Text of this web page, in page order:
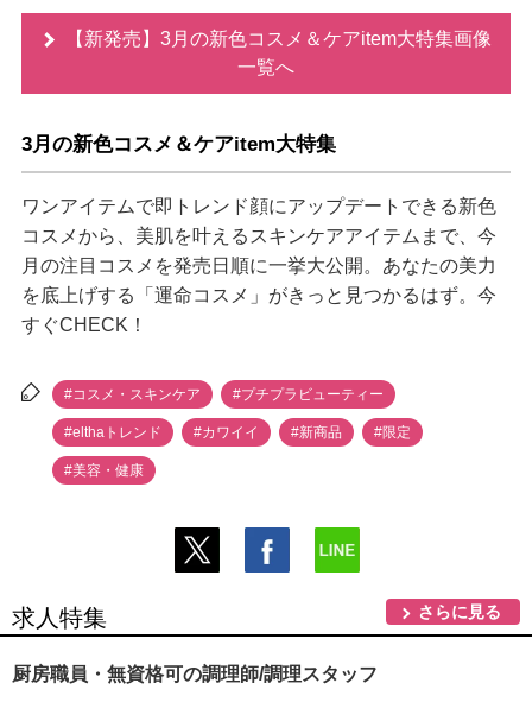
【新発売】3月の新色コスメ＆ケアitem大特集画像
一覧へ
3月の新色コスメ＆ケアitem大特集
ワンアイテムで即トレンド顔にアップデートできる新色
コスメから、美肌を叶えるスキンケアアイテムまで、今
月の注目コスメを発売日順に一挙大公開。あなたの美力
を底上げする「運命コスメ」がきっと見つかるはず。今
すぐCHECK！
#コスメ・スキンケア #プチプラビューティー
#elthaトレンド #カワイイ #新商品 #限定
#美容・健康
求人特集 さらに見る
厨房職員・無資格可の調理師/調理スタッフ